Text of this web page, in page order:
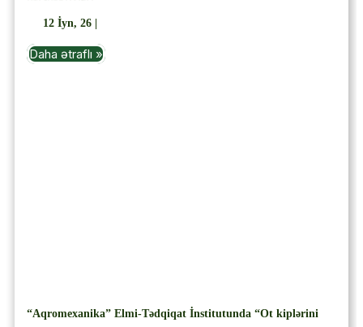
12 İyn, 26 |
Daha ətraflı »
“Aqromexanika” Elmi-Tədqiqat İnstitutunda “Ot kiplərini